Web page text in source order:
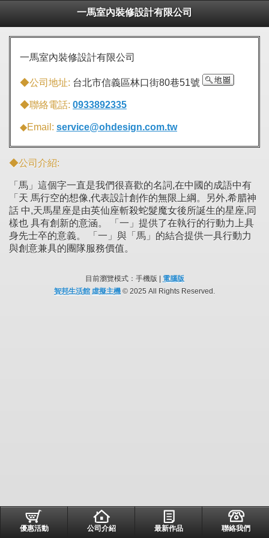
一馬室內裝修設計有限公司
一馬室內裝修設計有限公司
◆公司地址: 台北市信義區林口街80巷51號
◆聯絡電話: 0933892335
◆Email: service@ohdesign.com.tw
◆公司介紹:
「馬」這個字一直是我們很喜歡的名詞,在中國的成語中有
「天 馬行空的想像,代表設計創作的無限上綱。另外,希腊神
話 中,天馬星座是由英仙座斬殺蛇髮魔女後所誕生的星座,同
樣也 具有創新的意涵。 「一」提供了在執行的行動力上具
身先士卒的意義。 「一」與「馬」的結合提供一具行動力
與創意兼具的團隊服務價值。
目前瀏覽模式：手機版 |
電腦版
智邦生活館 虛擬主機 © 2025 All Rights Reserved.
優惠活動 公司介紹 最新作品 聯絡我們